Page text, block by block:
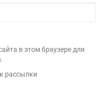
в этом браузере для
рассылки